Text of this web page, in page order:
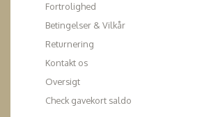
Fortrolighed
Betingelser & Vilkår
Returnering
Kontakt os
Oversigt
Check gavekort saldo